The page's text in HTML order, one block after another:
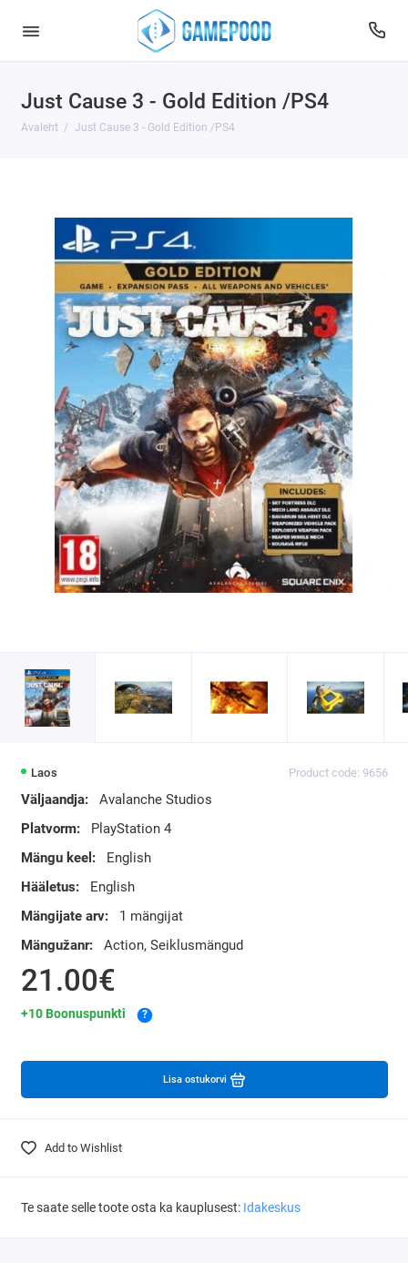
Just Cause 3 - Gold Edition /PS4
Avaleht Just Cause 3 - Gold Edition /PS4
Laos Product code: 9656
Väljaandja:
Avalanche Studios
Platvorm:
PlayStation 4
Mängu keel:
English
Hääletus:
English
Mängijate arv:
1 mängijat
Mängužanr:
Action, Seiklusmängud
21.00€
+10 Boonuspunkti ?
Lisa ostukorvi
Add to Wishlist
Te saate selle toote osta ka kauplusest: Idakeskus